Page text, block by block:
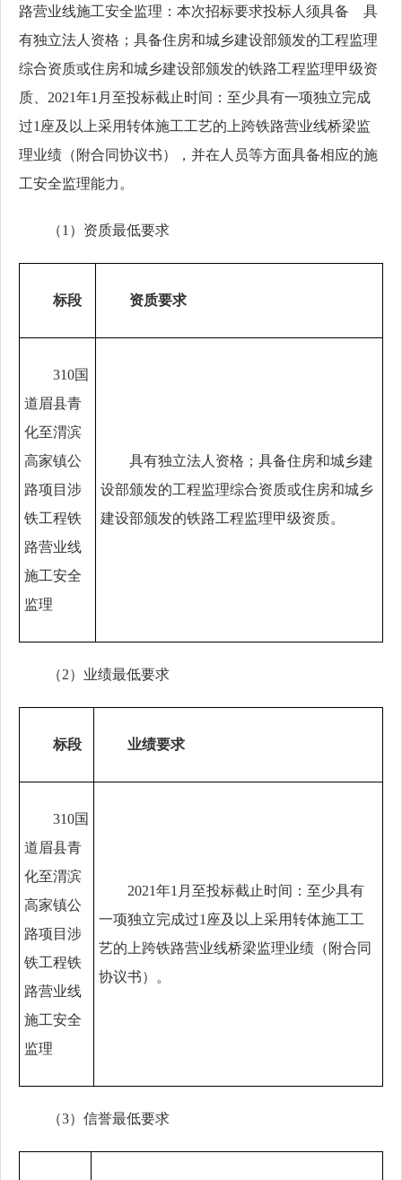
路营业线施工安全监理：本次招标要求投标人须具备 具
有独立法人资格；具备住房和城乡建设部颁发的工程监理
综合资质或住房和城乡建设部颁发的铁路工程监理甲级资
质、2021年1月至投标截止时间：至少具有一项独立完成
过1座及以上采用转体施工工艺的上跨铁路营业线桥梁监
理业绩（附合同协议书），并在人员等方面具备相应的施
工安全监理能力。
（1）资质最低要求
标段 资质要求
310国
道眉县青
化至渭滨
高家镇公
路项目涉
铁工程铁
路营业线
施工安全
监理
具有独立法人资格；具备住房和城乡建
设部颁发的工程监理综合资质或住房和城乡
建设部颁发的铁路工程监理甲级资质。
（2）业绩最低要求
标段 业绩要求
310国
道眉县青
化至渭滨
高家镇公
路项目涉
铁工程铁
路营业线
施工安全
监理
2021年1月至投标截止时间：至少具有
一项独立完成过1座及以上采用转体施工工
艺的上跨铁路营业线桥梁监理业绩（附合同
协议书）。
（3）信誉最低要求